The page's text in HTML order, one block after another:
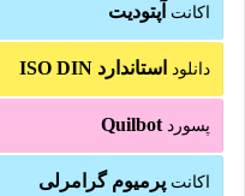
اکانت آپتودیت
دانلود استاندارد ISO DIN
پسوردQuilbot
اکانت پرمیوم گرامرلی